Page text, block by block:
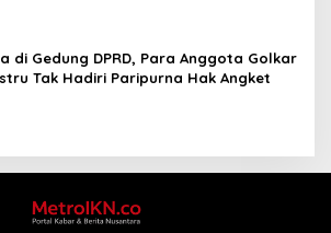
di Gedung DPRD, Para Anggota Golkar
Tak Hadiri Paripurna Hak Angket